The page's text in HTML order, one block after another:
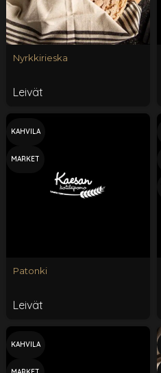
Nyrkkirieska
Leivät
KAHVILA
MARKET
Patonki
Leivät
KAHVILA